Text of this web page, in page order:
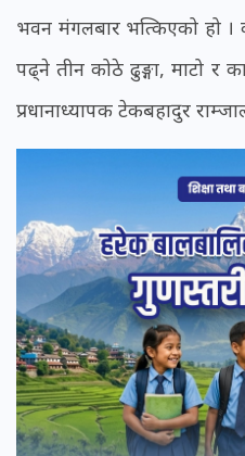
भवन मंगलबार भत्किएको हो ।
पढ्ने तीन कोठे ढुङ्गा, माटो र
प्रधानाध्यापक टेकबहादुर